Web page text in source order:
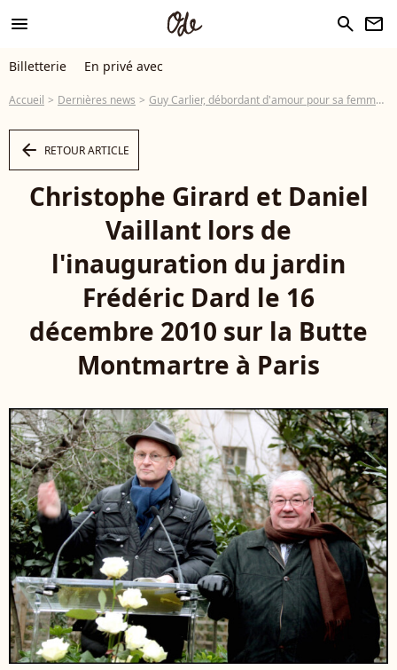
menu search newsletter
Billetterie En privé avec
Accueil Dernières news Guy Carlier, débordant d'amour pour sa femme, la fille de "San-Antonio" !
arrow_left RETOUR ARTICLE
Christophe Girard et Daniel
Vaillant lors de
l'inauguration du jardin
Frédéric Dard le 16
décembre 2010 sur la Butte
Montmartre à Paris